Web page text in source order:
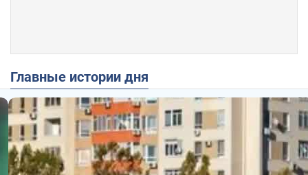
Главные истории дня